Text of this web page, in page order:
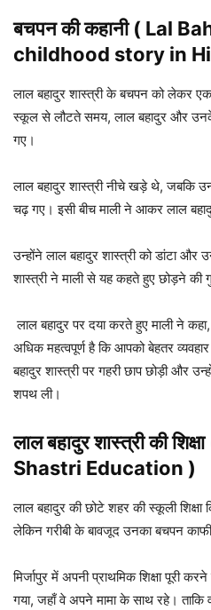
बचपन की कहानी ( Lal
childhood story in
लाल बहादुर शास्त्री के बचपन को लेकर
स्कूल से लौटते समय, लाल बहादुर और
गए।
लाल बहादुर शास्त्री नीचे खड़े थे, जबकि
चढ़ गए। इसी बीच माली ने आकर लाल
उन्होंने लाल बहादुर शास्त्री को डांटा और
शास्त्री ने माली से यह कहते हुए छोड़ने की
लाल बहादुर पर दया करते हुए माली ने
अधिक महत्वपूर्ण है कि आपको बेहतर
बहादुर शास्त्री पर गहरी छाप छोड़ी और
शपथ ली।
लाल बहादुर शास्त्री की
Shastri Education )
लाल बहादुर की छोटे शहर की स्कूली
लेकिन गरीबी के बावजूद उनका बचपन
मिर्जापुर में अपनी प्राथमिक शिक्षा पूरी
गया, जहाँ वे अपने मामा के साथ रहे।